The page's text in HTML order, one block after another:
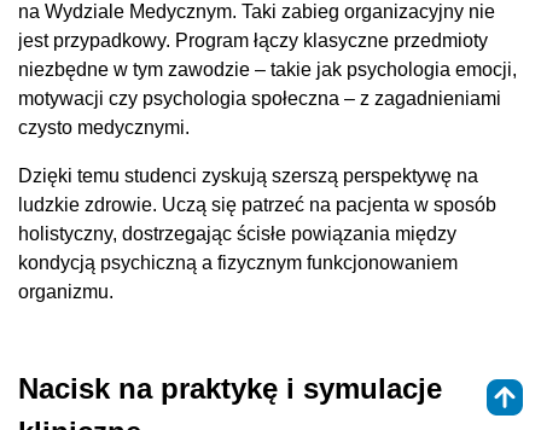
na Wydziale Medycznym. Taki zabieg organizacyjny nie
jest przypadkowy. Program łączy klasyczne przedmioty
niezbędne w tym zawodzie – takie jak psychologia emocji,
motywacji czy psychologia społeczna – z zagadnieniami
czysto medycznymi.
Dzięki temu studenci zyskują szerszą perspektywę na
ludzkie zdrowie. Uczą się patrzeć na pacjenta w sposób
holistyczny, dostrzegając ścisłe powiązania między
kondycją psychiczną a fizycznym funkcjonowaniem
organizmu.
Nacisk na praktykę i symulacje